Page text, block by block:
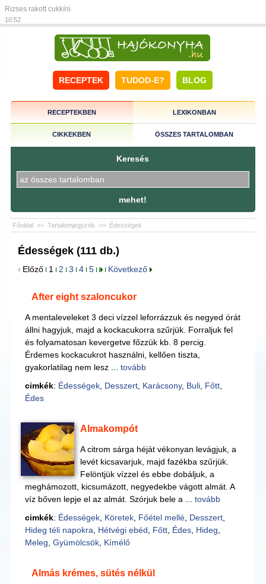
Rizses rakott cukkíni
10:52
RECEPTEK TUDOD-E? BLOG
RECEPTEKBEN LEXIKONBAN
CIKKEKBEN ÖSSZES TARTALOMBAN
Keresés
mehet!
Főoldal >> Tartalomjegyzék >> Édességek
Édességek (111 db.)
Előző 1 2 3 4 5 Következő
After eight szaloncukor
A mentaleveleket 3 deci vízzel leforrázzuk és negyed órát
állni hagyjuk, majd a kockacukorra szűrjük. Forraljuk fel
és folyamatosan kevergetve főzzük kb. 8 percig.
Érdemes kockacukrot használni, kellően tiszta,
gyakorlatilag nem lesz ... tovább
cimkék: Édességek, Desszert, Karácsony, Buli, Főtt,
Édes
Almakompót
A citrom sárga héját vékonyan levágjuk, a
levét kicsavarjuk, majd fazékba szűrjük.
Felöntjük vízzel és ebbe dobáljuk, a
meghámozott, kicsumázott, negyedekbe vágott almát. A
víz bőven lepje el az almát. Szórjuk bele a ... tovább
cimkék: Édességek, Köretek, Főétel mellé, Desszert,
Hideg téli napokra
Hétvégi ebéd Főtt, Édes, Hideg
Meleg Gyümölcsök, Kímélő
Almás krémes, sütés nélkül